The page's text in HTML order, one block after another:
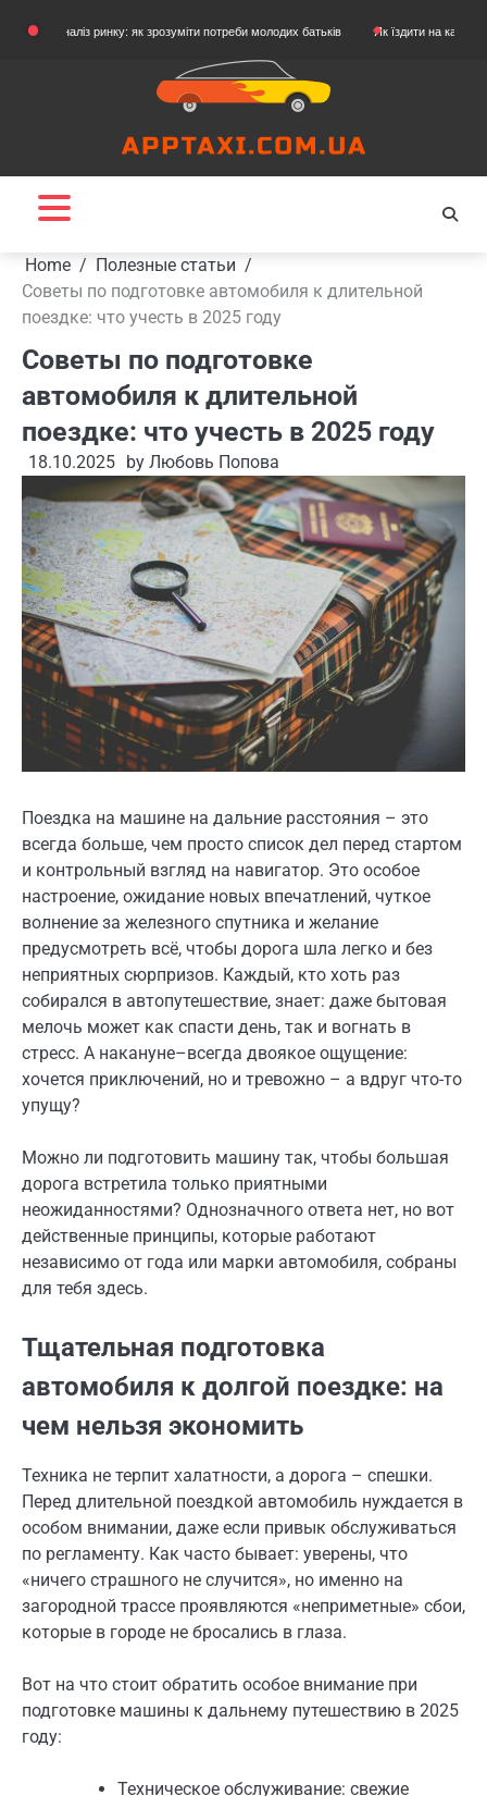
Аналіз ринку: як зрозуміти потреби молодих батьків Як їздити на картингу
Home
Полезные статьи
Советы по подготовке автомобиля к длительной
поездке: что учесть в 2025 году
Советы по подготовке
автомобиля к длительной
поездке: что учесть в 2025 году
18.10.2025 by Любовь Попова
Поездка на машине на дальние расстояния – это
всегда больше, чем просто список дел перед стартом
и контрольный взгляд на навигатор. Это особое
настроение, ожидание новых впечатлений, чуткое
волнение за железного спутника и желание
предусмотреть всё, чтобы дорога шла легко и без
неприятных сюрпризов. Каждый, кто хоть раз
собирался в автопутешествие, знает: даже бытовая
мелочь может как спасти день, так и вогнать в
стресс. А накануне–всегда двоякое ощущение:
хочется приключений, но и тревожно – а вдруг что-то
упущу?
Можно ли подготовить машину так, чтобы большая
дорога встретила только приятными
неожиданностями? Однозначного ответа нет, но вот
действенные принципы, которые работают
независимо от года или марки автомобиля, собраны
для тебя здесь.
Тщательная подготовка
автомобиля к долгой поездке: на
чем нельзя экономить
Техника не терпит халатности, а дорога – спешки.
Перед длительной поездкой автомобиль нуждается в
особом внимании, даже если привык обслуживаться
по регламенту. Как часто бывает: уверены, что
«ничего страшного не случится», но именно на
загородной трассе проявляются «неприметные» сбои,
которые в городе не бросались в глаза.
Вот на что стоит обратить особое внимание при
подготовке машины к дальнему путешествию в 2025
году:
Техническое обслуживание: свежие